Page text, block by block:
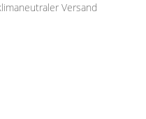
Versand